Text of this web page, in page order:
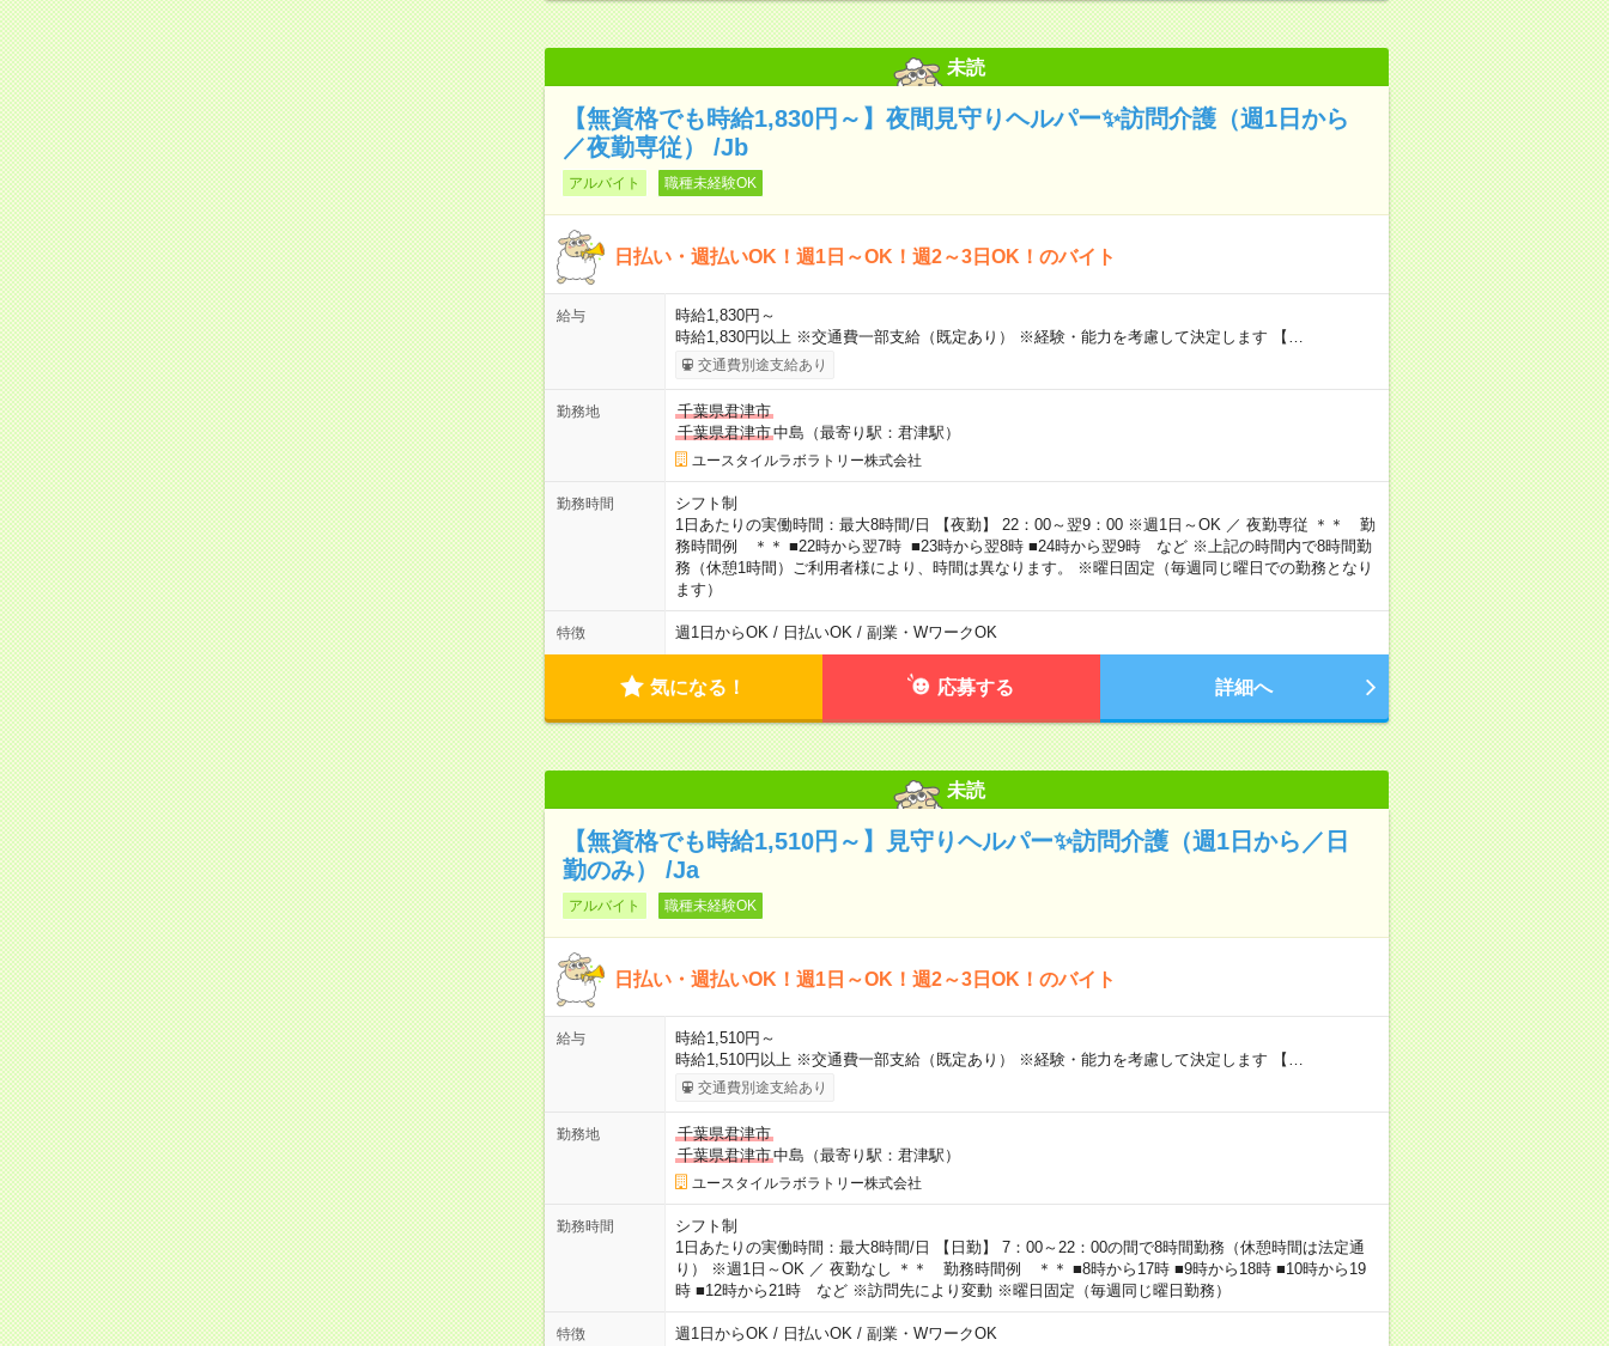
未読
【無資格でも時給1,830円～】夜間見守りヘルパー✨訪問介護（週1日から
／夜勤専従） /Jb
アルバイト 職種未経験OK
日払い・週払いOK！週1日～OK！週2～3日OK！のバイト
給与
時給1,830円～
時給1,830円以上 ※交通費一部支給（既定あり） ※経験・能力を考慮して決定します 【…
交通費別途支給あり
勤務地
千葉県君津市
千葉県君津市中島（最寄り駅：君津駅）
ユースタイルラボラトリー株式会社
勤務時間
シフト制
1日あたりの実働時間：最大8時間/日 【夜勤】 22：00～翌9：00 ※週1日～OK ／ 夜勤専従 ＊＊ 勤
務時間例 ＊＊ ■22時から翌7時 ■23時から翌8時 ■24時から翌9時 など ※上記の時間内で8時間勤
務（休憩1時間）ご利用者様により、時間は異なります。 ※曜日固定（毎週同じ曜日での勤務となり
ます）
特徴 週1日からOK / 日払いOK / 副業・WワークOK
気になる！ 応募する 詳細へ
未読
【無資格でも時給1,510円～】見守りヘルパー✨訪問介護（週1日から／日
勤のみ） /Ja
アルバイト 職種未経験OK
日払い・週払いOK！週1日～OK！週2～3日OK！のバイト
給与
時給1,510円～
時給1,510円以上 ※交通費一部支給（既定あり） ※経験・能力を考慮して決定します 【…
交通費別途支給あり
勤務地
千葉県君津市
千葉県君津市中島（最寄り駅：君津駅）
ユースタイルラボラトリー株式会社
勤務時間
シフト制
1日あたりの実働時間：最大8時間/日 【日勤】 7：00～22：00の間で8時間勤務（休憩時間は法定通
り） ※週1日～OK ／ 夜勤なし ＊＊ 勤務時間例 ＊＊ ■8時から17時 ■9時から18時 ■10時から19
時 ■12時から21時 など ※訪問先により変動 ※曜日固定（毎週同じ曜日勤務）
特徴 週1日からOK / 日払いOK / 副業・WワークOK